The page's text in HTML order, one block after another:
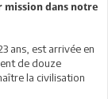
mission dans notre
ans, est arrivée en
de douze
la civilisation